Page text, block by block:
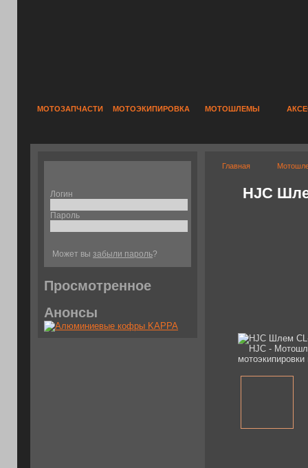
МОТОЗАПЧАСТИ МОТОЭКИПИРОВКА МОТОШЛЕМЫ
Логин
Пароль
Может вы забыли пароль?
Просмотренное
Анонсы
Главная
HJC